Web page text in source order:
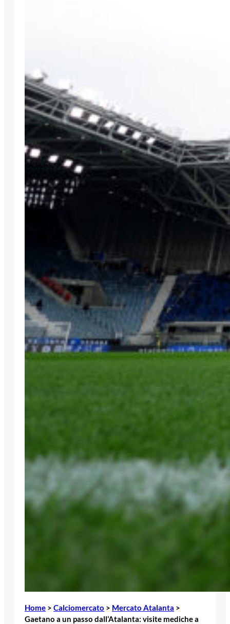
Home > Calciomercato > Mercato Atalanta >
Gaetano a un passo dall’Atalanta: visite mediche a